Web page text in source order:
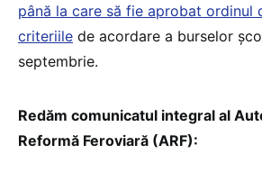
până la care să fie aprobat ordinul
criteriile de acordare a burselor
septembrie.
Redăm comunicatul integral al
Reformă Feroviară (ARF):